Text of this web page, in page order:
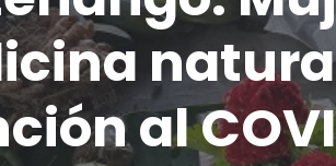
al